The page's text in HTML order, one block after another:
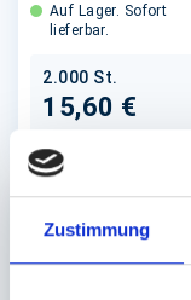
Zustimmung
Auf Lager. Sofort
lieferbar.
2.000 St.
15,60 €